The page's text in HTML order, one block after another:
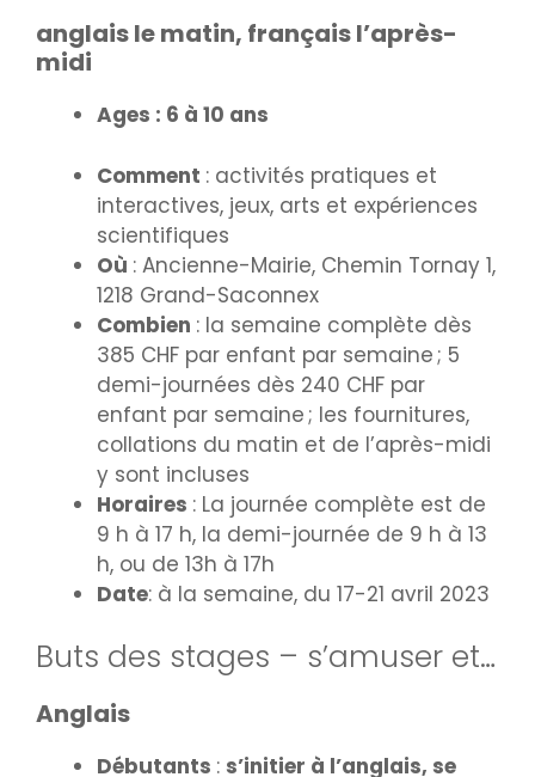
anglais le matin, français l’après-
midi
Ages : 6 à 10 ans
Comment : activités pratiques et
interactives, jeux, arts et expériences
scientifiques
Où : Ancienne-Mairie, Chemin Tornay 1,
1218 Grand-Saconnex
Combien : la semaine complète dès
385 CHF par enfant par semaine ; 5
demi-journées dès 240 CHF par
enfant par semaine ; les fournitures,
collations du matin et de l’après-midi
y sont incluses
Horaires : La journée complète est de
9 h à 17 h, la demi-journée de 9 h à 13
h, ou de 13h à 17h
Date: à la semaine, du 17-21 avril 2023
Buts des stages – s’amuser et…
Anglais
Débutants : s’initier à l’anglais, se